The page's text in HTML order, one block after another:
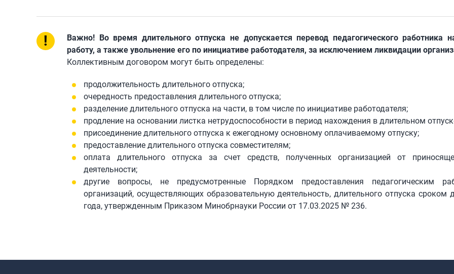
!
Важно! Во время длительного отпуска не допускается перевод педагогического работника
работу, а также увольнение его по инициативе работодателя, за исключением ликвидации
Коллективным договором могут быть определены:
продолжительность длительного отпуска;
очередность предоставления длительного отпуска;
разделение длительного отпуска на части, в том числе по инициативе работодателя;
продление на основании листка нетрудоспособности в период нахождения в длительном
присоединение длительного отпуска к ежегодному основному оплачиваемому отпуску;
предоставление длительного отпуска совместителям;
оплата длительного отпуска за счет средств, полученных организацией от
деятельности;
другие вопросы, не предусмотренные Порядком предоставления педагогическим
организаций, осуществляющих образовательную деятельность, длительного отпуска сроком
года, утвержденным Приказом Минобрнауки России от 17.03.2025 № 236.